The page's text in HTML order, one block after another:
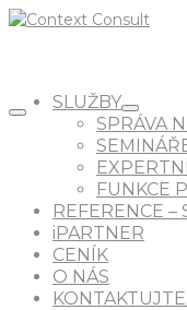
SLUŽBY
SPRÁVA
FUNKCE
REFERENCE –
iPARTNER
CENÍK
O NÁS